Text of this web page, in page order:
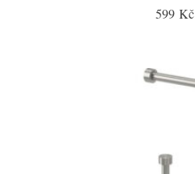
599 Kč